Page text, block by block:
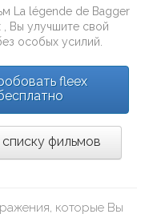
La légende de Bagger
, Вы улучшите свой
особых усилий.
fleex
фильмов
которые Вы